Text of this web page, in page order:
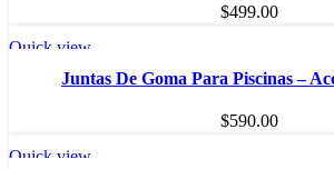
$499.00
SOLD OU
Quick view
Juntas De Goma Para Piscinas –
$590.00
SOLD OU
Quick view